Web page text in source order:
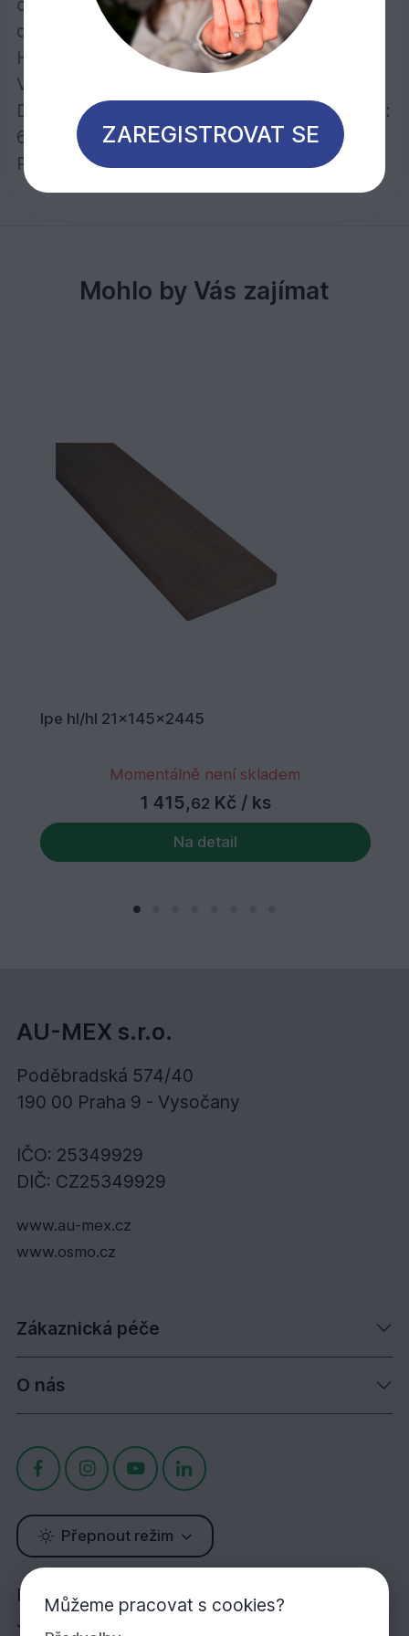
obsahu ve dřevě obsažených látek má
dlouhou životnost.
Hustota dřeva: ca. 1200 kg/m3
Vzduchosuché na: 20 - 22%
Doporučené dilatace mezi prkny při pokládce:
6 – 8 mm
Pohledová strana = hladká
Mohlo by Vás zajímat
Ipe hl/hl 21x145x2445
Momentálně není skladem
1 415,62 Kč / ks
Na detail
AU-MEX s.r.o.
Poděbradská 574/40
190 00 Praha 9 - Vysočany
IČO: 25349929
DIČ: CZ25349929
www.au-mex.cz
www.osmo.cz
Zákaznická péče
O nás
Přepnout režim
Potřebujete poradit?
Jsme tu pro Vás!
Můžeme pracovat s cookies?
ZAREGISTROVAT SE